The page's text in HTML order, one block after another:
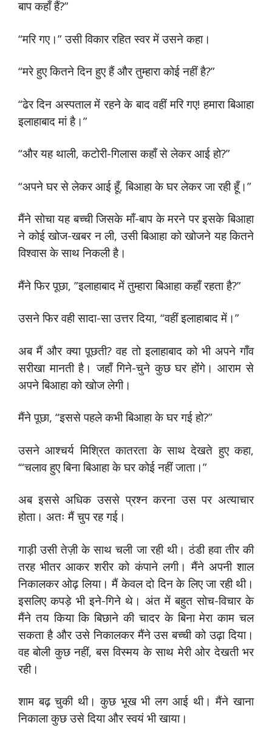
बाप कहाँ हैं?”
“मरि गए।” उसी विकार रहित स्वर में उसने कहा।
“मरे हुए कितने दिन हुए हैं और तुम्हारा कोई नहीं है?”
“ढेर दिन अस्पताल में रहने के बाद वहीं मरि गए! हमारा बिआहा
इलाहाबाद मां है।”
“और यह थाली, कटोरी-गिलास कहाँ से लेकर आई हो?”
“अपने घर से लेकर आई हूँ, बिआहा के घर लेकर जा रही हूँ।”
मैंने सोचा यह बच्ची जिसके माँ-बाप के मरने पर इसके बिआहा
ने कोई खोज-खबर न ली, उसी बिआहा को खोजने यह कितने
विश्वास के साथ निकली है।
मैंने फिर पूछा, ”इलाहाबाद में तुम्हारा बिआहा कहाँ रहता है?”
उसने फिर वही सादा-सा उत्तर दिया, “वहीं इलाहाबाद में।”
अब मैं और क्या पूछती? वह तो इलाहाबाद को भी अपने गाँव
सरीखा मानती है। जहाँ गिने-चुने कुछ घर होंगे। आराम से
अपने बिआहा को खोज लेगी।
मैंने पूछा, “इससे पहले कभी बिआहा के घर गई हो?”
उसने आश्चर्य मिश्रित कातरता के साथ देखते हुए कहा,
‘“चलाव हुए बिना बिआहा के घर कोई नहीं जाता।”
अब इससे अधिक उससे प्रश्न करना उस पर अत्याचार
होता। अतः मैं चुप रह गई।
गाड़ी उसी तेज़ी के साथ चली जा रही थी। ठंडी हवा तीर की
तरह भीतर आकर शरीर को कंपाने लगी। मैंने अपनी शाल
निकालकर ओढ़ लिया। मैं केवल दो दिन के लिए जा रही थी।
इसलिए कपड़े भी इने-गिने थे। अंत में बहुत सोच-विचार के
मैंने तय किया कि बिछाने की चादर के बिना मेरा काम चल
सकता है और उसे निकालकर मैंने उस बच्ची को उढ़ा दिया।
वह बोली कुछ नहीं, बस विस्मय के साथ मेरी ओर देखती भर
रही।
शाम बढ़ चुकी थी। कुछ भूख भी लग आई थी। मैंने खाना
निकाला कुछ उसे दिया और स्वयं भी खाया।